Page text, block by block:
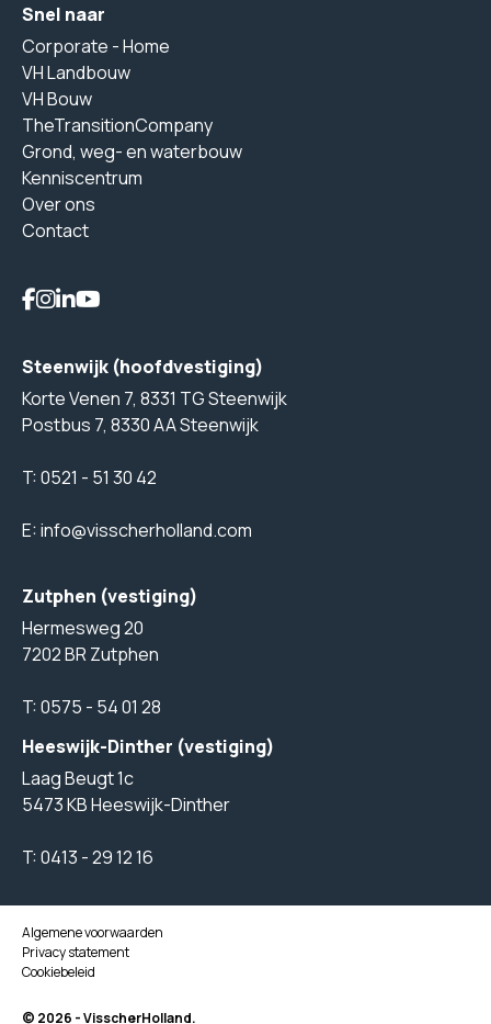
Snel naar
Corporate - Home
VH Landbouw
VH Bouw
TheTransitionCompany
Grond, weg- en waterbouw
Kenniscentrum
Over ons
Contact
Steenwijk (hoofdvestiging)
Korte Venen 7, 8331 TG Steenwijk
Postbus 7, 8330 AA Steenwijk
T:0521 - 51 30 42
E:info@visscherholland.com
Zutphen (vestiging)
Hermesweg 20
7202 BR Zutphen
T:0575 - 54 01 28
Heeswijk-Dinther (vestiging)
Laag Beugt 1c
5473 KB Heeswijk-Dinther
T:0413 - 29 12 16
© 2026 - VisscherHolland.
Algemene voorwaarden
Privacy statement
Cookiebeleid